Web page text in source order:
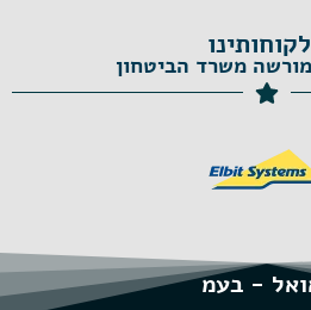
משרד הביטחון
- בעמ